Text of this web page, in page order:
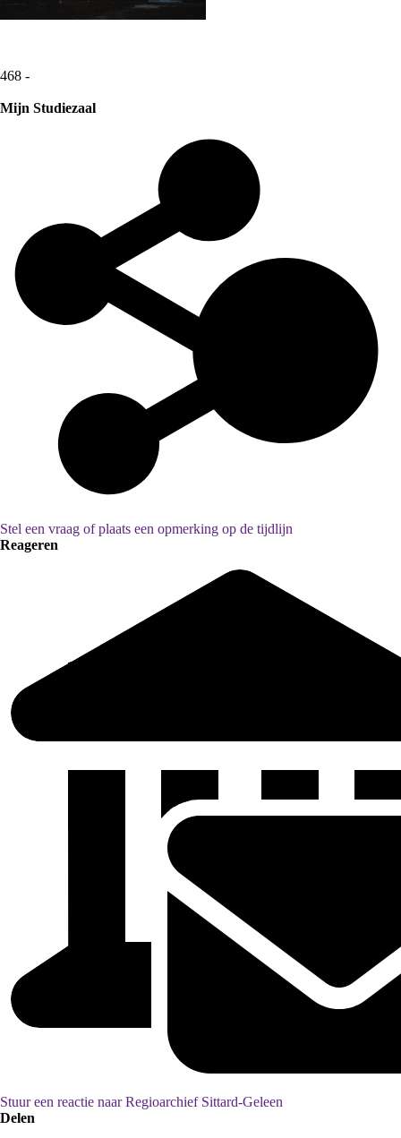
468 -
Mijn Studiezaal
Stel een vraag of plaats een opmerking op de tijdlijn
Reageren
Stuur een reactie naar Regioarchief Sittard-Geleen
Delen